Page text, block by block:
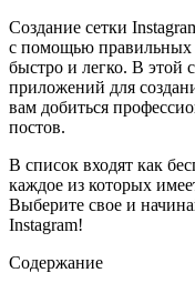
Создание сетки
с помощью правильных
быстро и легко. В этой
приложений для
вам добиться
постов.
В список входят как
каждое из которых
Выберите свое и
Instagram!
Содержание